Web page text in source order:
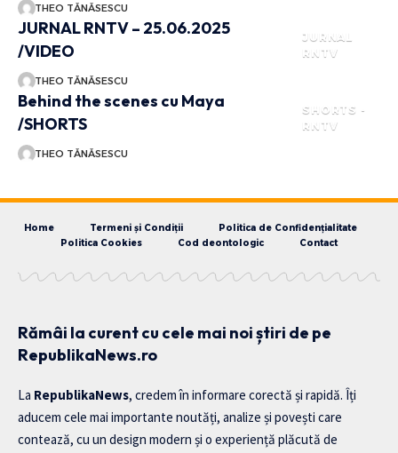
THEO TĂNĂSESCU
JURNAL
RNTV
JURNAL RNTV – 25.06.2025
/VIDEO
THEO TĂNĂSESCU
SHORTS -
RNTV
Behind the scenes cu Maya
/SHORTS
THEO TĂNĂSESCU
Home Termeni și Condiții
Politica de Confidențialitate
Politica Cookies
Cod deontologic Contact
Rămâi la curent cu cele mai noi știri de pe
RepublikaNews.ro
La RepublikaNews, credem în informare corectă și rapidă. Îți
aducem cele mai importante noutăți, analize și povești care
contează, cu un design modern și o experiență plăcută de